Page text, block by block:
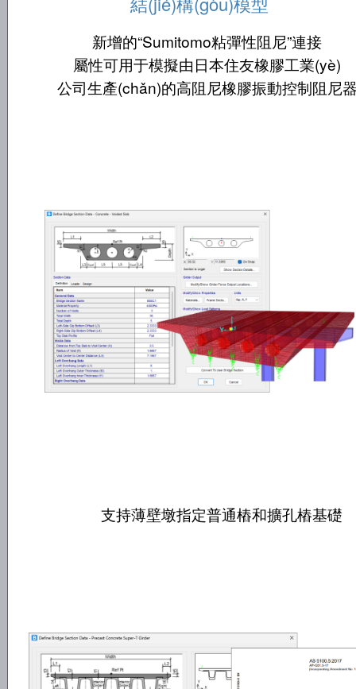
新增的“Sumitomo粘彈性阻尼”連接
屬性可用于模擬由日本住友橡膠工業(yè)
公司生產(chǎn)的高阻尼橡膠振動控制阻尼
支持薄壁墩指定普通樁和擴孔樁基礎